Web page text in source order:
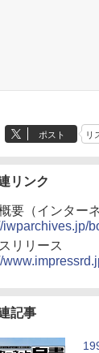
ポスト リ
リンク
要（インター
iwparchives.jp/
リリース
記事